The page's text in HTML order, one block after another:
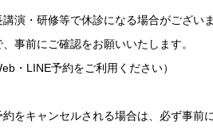
講演・研修等で休診になる場合がござい
、事前にご確認をお願いいたします。
・LINE予約をご利用ください）
約をキャンセルされる場合は、必ず事前